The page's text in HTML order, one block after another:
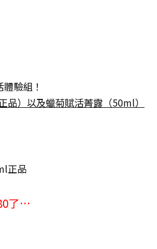
驗組！
品）以及蠟菊賦活菁露（50ml）
正品
了…